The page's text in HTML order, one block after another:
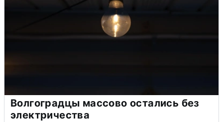
Волгоградцы массово остались без
электричества